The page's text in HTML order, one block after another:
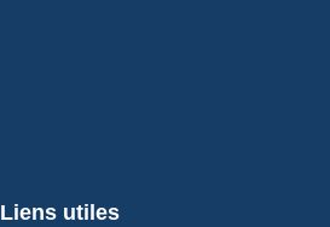
Liens utiles